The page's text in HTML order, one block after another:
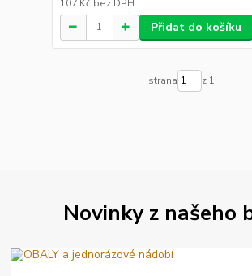
107 Kč bez DPH
Přidat do košíku
strana z 1
Novinky z našeho